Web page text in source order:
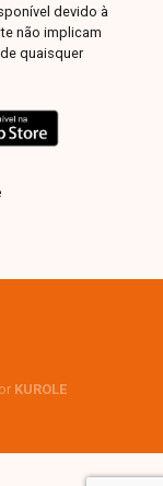
devido à
não implicam
quaisquer
KUROLE